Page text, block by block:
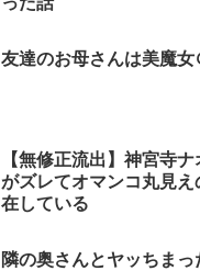
友達のお母さんは美魔女
【無修正流出】神宮寺
がズレてオマンコ丸見え
在している
隣の奥さんとヤッちまっ